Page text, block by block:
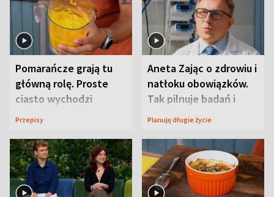
Pomarańcze grają tu
główną rolę. Proste
ciasto wychodzi
wyjątkowo wilgotne
Przepisy
Aneta Zając o zdrowiu i
natłoku obowiązków.
Tak pilnuje badań i
wizyt
Planuję długie życie